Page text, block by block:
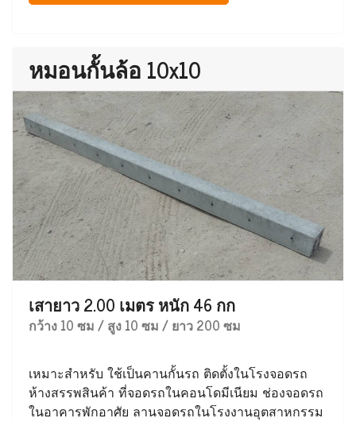
หมอนกั้นล้อ 10x10
เสายาว 2.00 เมตร หนัก 46 กก
กว้าง 10 ซม / สูง 10 ซม / ยาว 200 ซม
เหมาะสำหรับ ใช้เป็นคานกั้นรถ ติดตั้งในโรงจอดรถ
ห้างสรรพสินค้า ที่จอดรถในคอนโดมีเนียม ช่องจอดรถ
ในอาคารพักอาศัย ลานจอดรถในโรงงานอุตสาหกรรม